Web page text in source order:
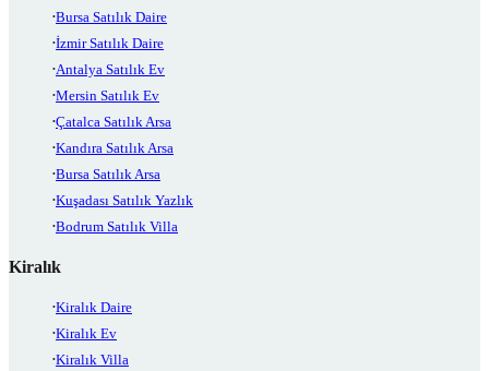
Bursa Satılık Daire
İzmir Satılık Daire
Antalya Satılık Ev
Mersin Satılık Ev
Çatalca Satılık Arsa
Kandıra Satılık Arsa
Bursa Satılık Arsa
Kuşadası Satılık Yazlık
Bodrum Satılık Villa
Kiralık
Kiralık Daire
Kiralık Ev
Kiralık Villa